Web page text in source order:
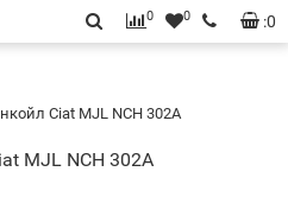
:0
0 0
Ciat MJL NCH 302A
MJL NCH 302A